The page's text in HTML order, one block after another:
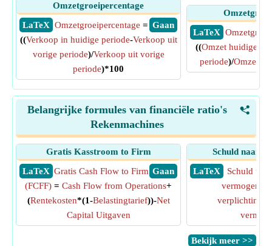
Omzetgroeipercentage
​ LaTeX
​ Gaan
Omzetgroeipercentage =
((Verkoop in huidige periode-Verkoop uit
vorige periode)/Verkoop uit vorige
periode)*100
​ LaTeX
((Omzet huidige
periode)/Omzet
<
Belangrijke formules van financiële ratio's
Rekenmachines
Gratis Kasstroom to Firm
​ LaTeX
​ Gaan
Gratis Cash Flow to Firm
(FCFF) = Cash Flow from Operations+
(Rentekosten*(1-Belastingtarief))-Net
Capital Uitgaven
Schuld naar
​ LaTeX
Schuld
vermogen
verplichtingen
​Bekijk meer >>